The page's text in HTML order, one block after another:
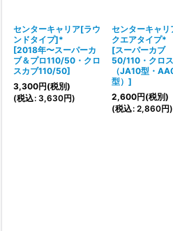
センターキャリア[ラウ
ンドタイプ]*
[2018年〜スーパーカ
ブ＆プロ110/50・クロ
スカブ110/50]
3,300円(税別)
(税込: 3,630円)
センターキャリ
クエアタイプ*
[スーパーカブ
50/110・クロ
（JA10型・
型） ]
2,600円(税別)
(税込: 2,860円)